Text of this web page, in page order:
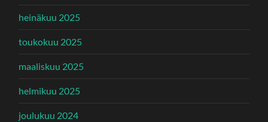
heinäkuu 2025
toukokuu 2025
maaliskuu 2025
helmikuu 2025
joulukuu 2024